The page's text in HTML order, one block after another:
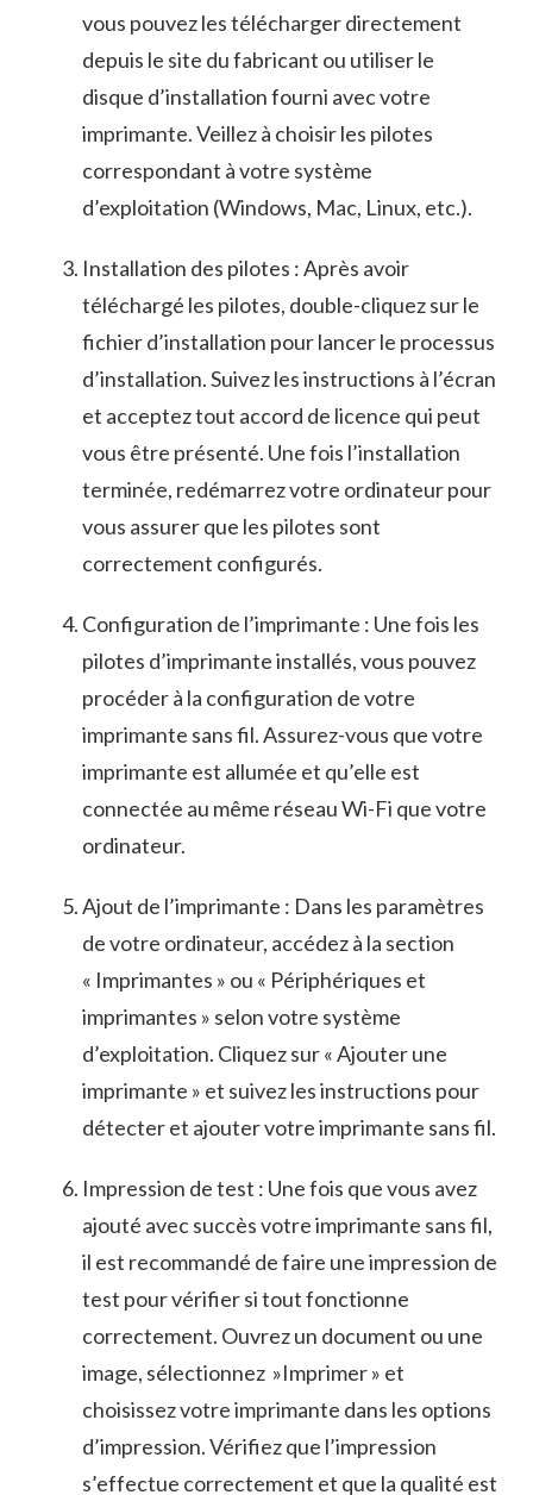
⁣vous pouvez les télécharger directement
depuis le site du fabricant ou utiliser ⁢le
‍disque‌ d’installation fourni avec votre
imprimante. Veillez à ‌choisir les pilotes
correspondant à votre système
d’exploitation (Windows, Mac, Linux, etc.).
Installation des pilotes : Après ⁢avoir⁣
téléchargé les pilotes, double-cliquez sur le
fichier d’installation pour⁤ lancer le processus⁤
d’installation. Suivez les instructions à l’écran
et acceptez tout accord de licence qui peut
vous être présenté. Une ​fois l’installation
terminée, redémarrez votre ordinateur pour
vous assurer que les pilotes sont
correctement configurés.
Configuration de⁤ l’imprimante : Une fois‌ les
pilotes d’imprimante installés, ⁣vous pouvez
procéder à la configuration de votre
imprimante sans fil. Assurez-vous que votre
imprimante est ⁢allumée et qu’elle est
connectée au même réseau Wi-Fi que votre
ordinateur.
Ajout de ⁤l’imprimante : Dans les paramètres
de votre ⁣ordinateur, accédez à la section
« Imprimantes » ou « Périphériques et
imprimantes » selon votre système
d’exploitation. Cliquez sur « Ajouter une
imprimante » et‍ suivez ​les instructions⁣ pour
détecter et ajouter votre imprimante sans fil.
Impression ⁣de test : Une fois que vous avez
ajouté avec succès⁢ votre imprimante sans fil,
il est‍ recommandé de faire une⁣ impression de
test pour vérifier si tout fonctionne‍
correctement. Ouvrez un document ou une
image, sélectionnez ⁤ »Imprimer » ⁤et
choisissez votre imprimante⁤ dans les options
d’impression. Vérifiez ⁤que l’impression
s’effectue​ correctement et que⁣ la qualité ‍est